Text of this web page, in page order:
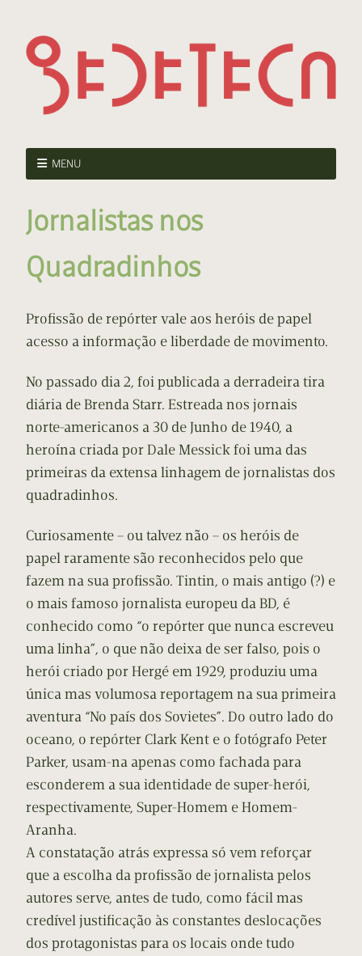
MENU
Jornalistas nos
Quadradinhos
Profissão de repórter vale aos heróis de papel
acesso a informação e liberdade de movimento.
No passado dia 2, foi publicada a derradeira tira
diária de Brenda Starr. Estreada nos jornais
norte-americanos a 30 de Junho de 1940, a
heroína criada por Dale Messick foi uma das
primeiras da extensa linhagem de jornalistas dos
quadradinhos.
Curiosamente – ou talvez não – os heróis de
papel raramente são reconhecidos pelo que
fazem na sua profissão. Tintin, o mais antigo (?) e
o mais famoso jornalista europeu da BD, é
conhecido como “o repórter que nunca escreveu
uma linha”, o que não deixa de ser falso, pois o
herói criado por Hergé em 1929, produziu uma
única mas volumosa reportagem na sua primeira
aventura “No país dos Sovietes”. Do outro lado do
oceano, o repórter Clark Kent e o fotógrafo Peter
Parker, usam-na apenas como fachada para
esconderem a sua identidade de super-herói,
respectivamente, Super-Homem e Homem-
Aranha.
A constatação atrás expressa só vem reforçar
que a escolha da profissão de jornalista pelos
autores serve, antes de tudo, como fácil mas
credível justificação às constantes deslocações
dos protagonistas para os locais onde tudo